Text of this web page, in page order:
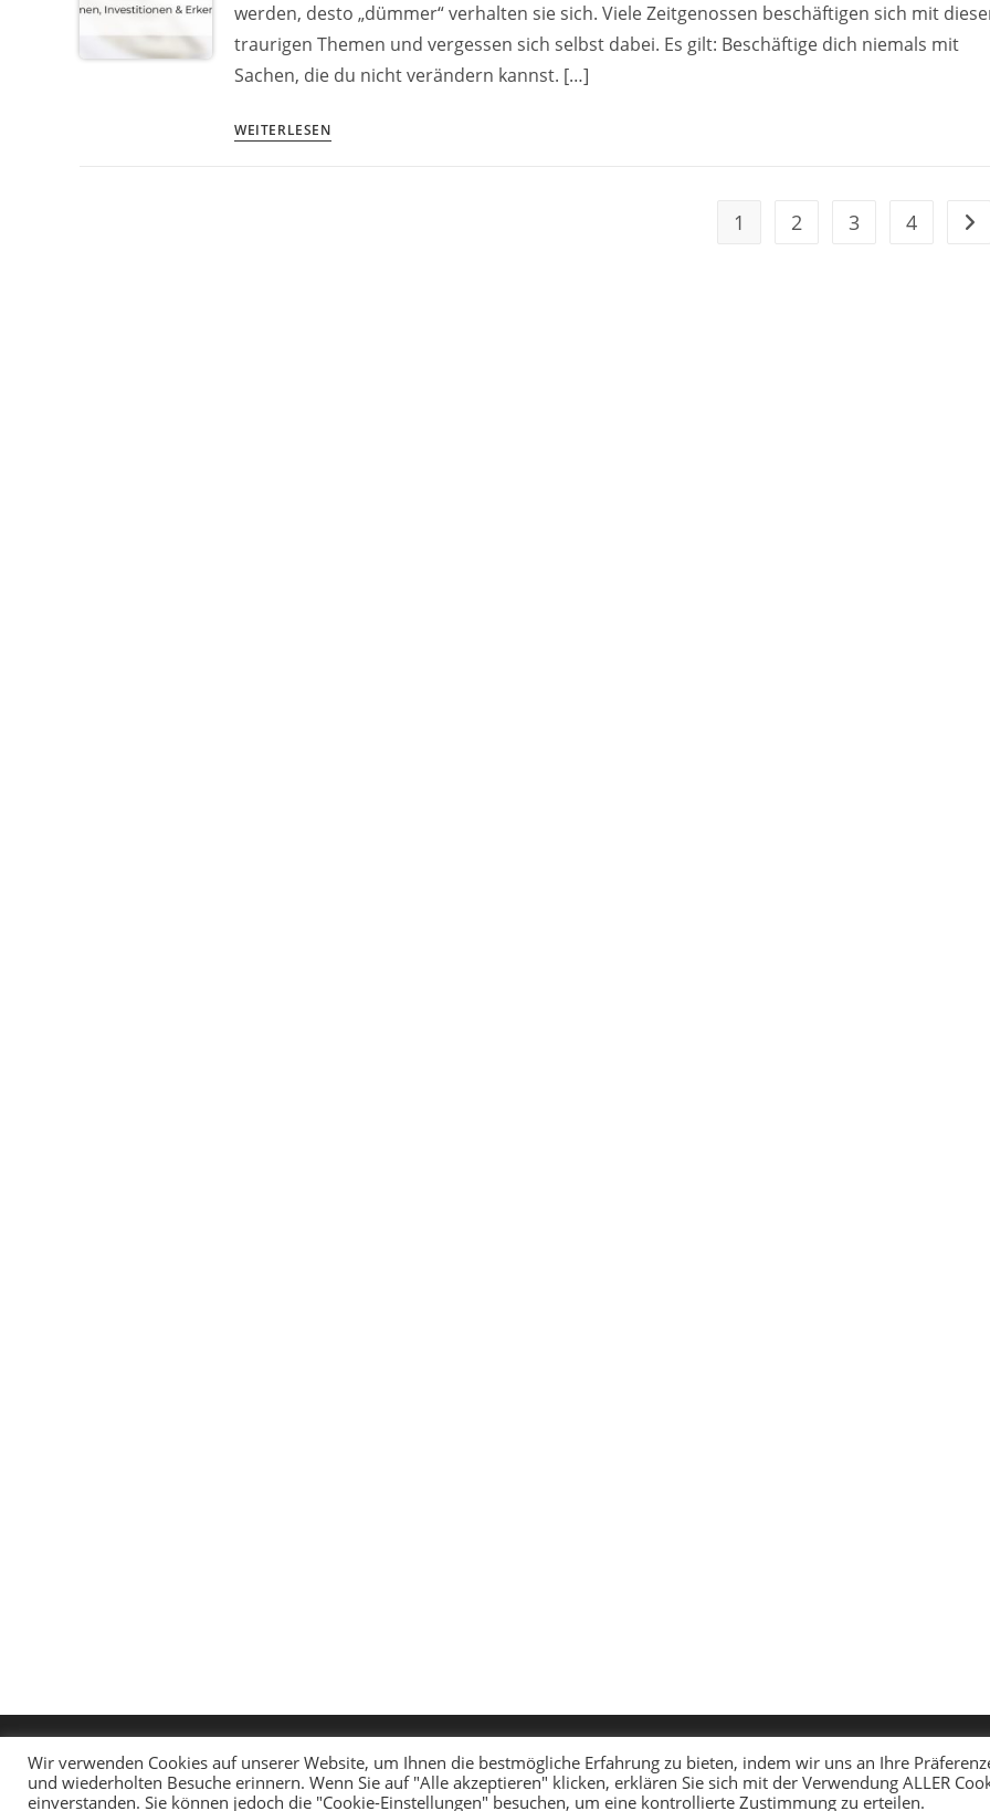
Plus!
werden, desto „dümmer“ verhalten sie sich. Viele Zeitgenossen beschäftigen sich mit
traurigen Themen und vergessen sich selbst dabei. Es gilt: Beschäftige dich niemals mit
Sachen, die du nicht verändern kannst. […]
WEITERLESEN4.000
1 2 3 4
Copyright - WordPress Theme by OceanWP
Wir verwenden Cookies auf unserer Website, um Ihnen die bestmögliche Erfahrung zu bieten, indem wir uns an Ihre
und wiederholten Besuche erinnern. Wenn Sie auf "Alle akzeptieren" klicken, erklären Sie sich mit der Verwendung ALLER
einverstanden. Sie können jedoch die "Cookie-Einstellungen" besuchen, um eine kontrollierte Zustimmung zu erteilen.